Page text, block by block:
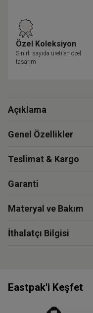
Özel Koleksiyon
Sınırlı sayıda üretilen özel
tasarım
Açıklama
Genel Özellikler
Teslimat & Kargo
Garanti
Materyal ve Bakım
İthalatçı Bilgisi
Eastpak'i Keşfet